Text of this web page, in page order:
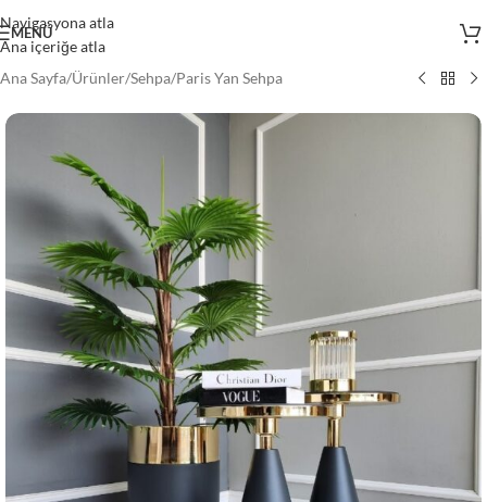
Navigasyona atla
Ana içeriğe atla
MENÜ
Ana Sayfa/Ürünler/Sehpa/Paris Yan Sehpa